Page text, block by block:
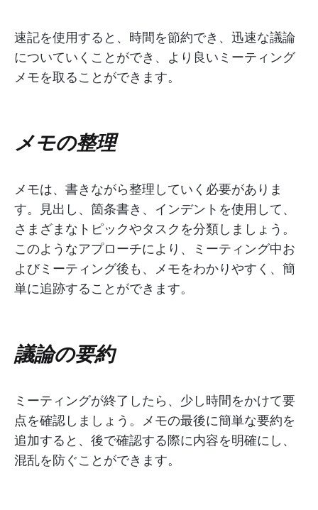
速記を使用すると、時間を節約でき、迅速な議論
についていくことができ、より良いミーティング
メモを取ることができます。
メモの整理
メモは、書きながら整理していく必要がありま
す。見出し、箇条書き、インデントを使用して、
さまざまなトピックやタスクを分類しましょう。
このようなアプローチにより、ミーティング中お
よびミーティング後も、メモをわかりやすく、簡
単に追跡することができます。
議論の要約
ミーティングが終了したら、少し時間をかけて要
点を確認しましょう。メモの最後に簡単な要約を
追加すると、後で確認する際に内容を明確にし、
混乱を防ぐことができます。